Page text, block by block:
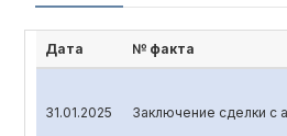
Дата № факта
31.01.2025 Заключение сделки с